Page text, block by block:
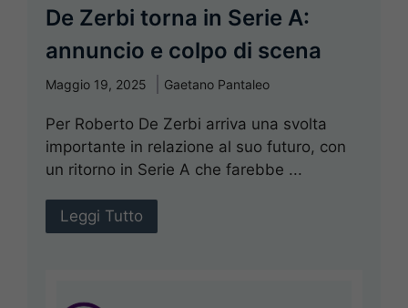
De Zerbi torna in Serie A:
annuncio e colpo di scena
Maggio 19, 2025 Gaetano Pantaleo
Per Roberto De Zerbi arriva una svolta
importante in relazione al suo futuro, con
un ritorno in Serie A che farebbe ...
Leggi Tutto